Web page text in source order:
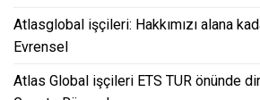
Atlasglobal işçileri: Hakkımızı alana
Evrensel
Atlas Global işçileri ETS TUR önünde